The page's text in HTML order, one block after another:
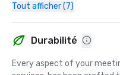
Tout afficher (7)
Durabilité
Every aspect of your